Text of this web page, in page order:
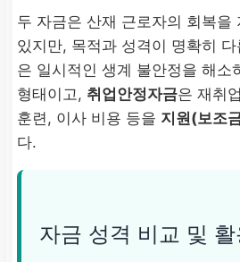
두 자금은 산재 근로자의 회복을
있지만, 목적과 성격이 명확히 다
은 일시적인 생계 불안정을 해소
형태이고, 취업안정자금은 재취
훈련, 이사 비용 등을 지원(보조
다.
자금 성격 비교 및